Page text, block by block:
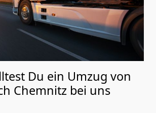
Du ein Umzug von
Chemnitz bei uns